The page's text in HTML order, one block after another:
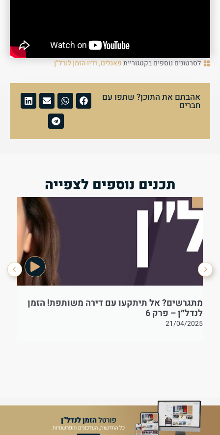
לסרטונים נוספים בקטגורייתפאנלים,רדיו הזמן לנדל"ן
אהבתם את התוכן? שתפו עם
חברים
תכנים נוספים לצפייה
מתגרשים? אל תיתקעו עם דירה משותפת! הזמן
לנדל״ן – פרק 6
21/04/2025